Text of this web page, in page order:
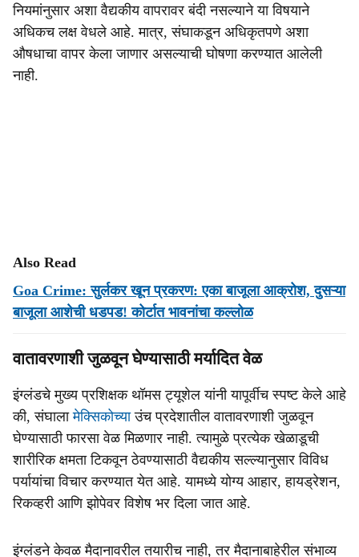
नियमांनुसार अशा वैद्यकीय वापरावर बंदी नसल्याने या विषयाने
अधिकच लक्ष वेधले आहे. मात्र, संघाकडून अधिकृतपणे अशा
औषधाचा वापर केला जाणार असल्याची घोषणा करण्यात आलेली
नाही.
Also Read
Goa Crime: सुर्लकर खून प्रकरण: एका बाजूला आक्रोश, दुसऱ्या
बाजूला आशेची धडपड! कोर्टात भावनांचा कल्‍लोळ
वातावरणाशी जुळवून घेण्यासाठी मर्यादित वेळ
इंग्लंडचे मुख्य प्रशिक्षक थॉमस ट्यूशेल यांनी यापूर्वीच स्पष्ट केले आहे
की, संघालामेक्सिकोच्याउंच प्रदेशातील वातावरणाशी जुळवून
घेण्यासाठी फारसा वेळ मिळणार नाही. त्यामुळे प्रत्येक खेळाडूची
शारीरिक क्षमता टिकवून ठेवण्यासाठी वैद्यकीय सल्ल्यानुसार विविध
पर्यायांचा विचार करण्यात येत आहे. यामध्ये योग्य आहार, हायड्रेशन,
रिकव्हरी आणि झोपेवर विशेष भर दिला जात आहे.
इंग्लंडने केवळ मैदानावरील तयारीच नाही, तर मैदानाबाहेरील संभाव्य